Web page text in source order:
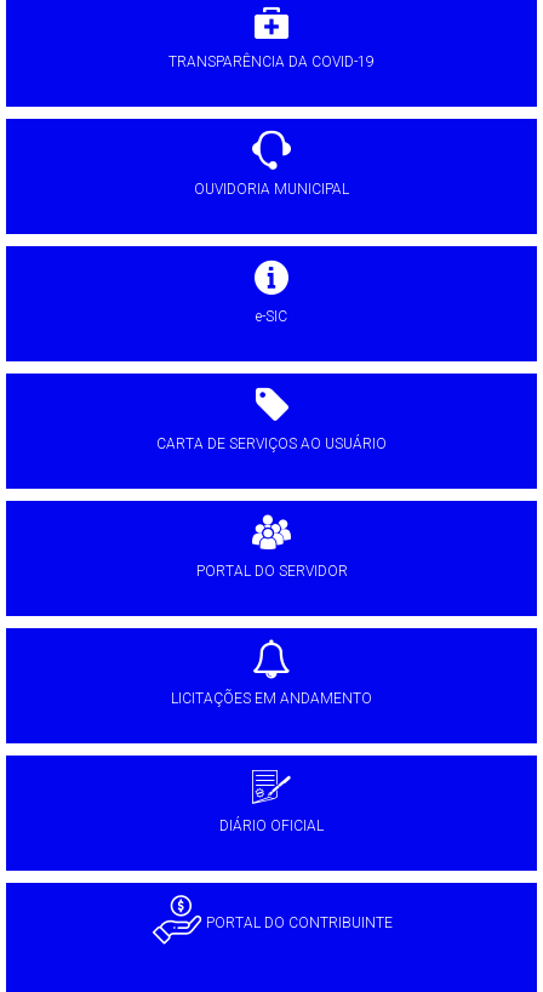
TRANSPARÊNCIA DA COVID-19
OUVIDORIA MUNICIPAL
e-SIC
CARTA DE SERVIÇOS AO USUÁRIO
PORTAL DO SERVIDOR
LICITAÇÕES EM ANDAMENTO
DIÁRIO OFICIAL
PORTAL DO CONTRIBUINTE